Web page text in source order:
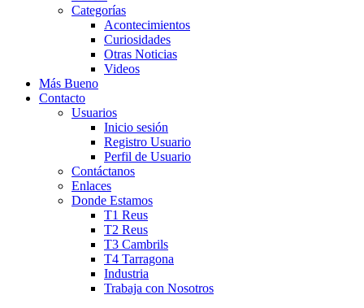
Categorías
Acontecimientos
Curiosidades
Otras Noticias
Videos
Más Bueno
Contacto
Usuarios
Inicio sesión
Registro Usuario
Perfil de Usuario
Contáctanos
Enlaces
Donde Estamos
T1 Reus
T2 Reus
T3 Cambrils
T4 Tarragona
Industria
Trabaja con Nosotros